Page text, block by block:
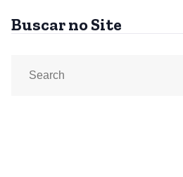
Buscar no Site